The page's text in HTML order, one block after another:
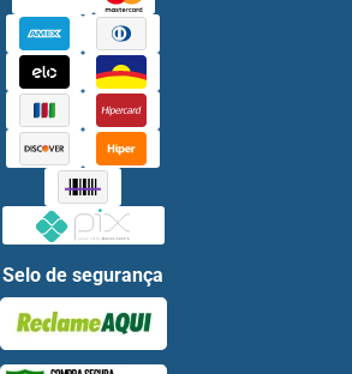
Selo de segurança